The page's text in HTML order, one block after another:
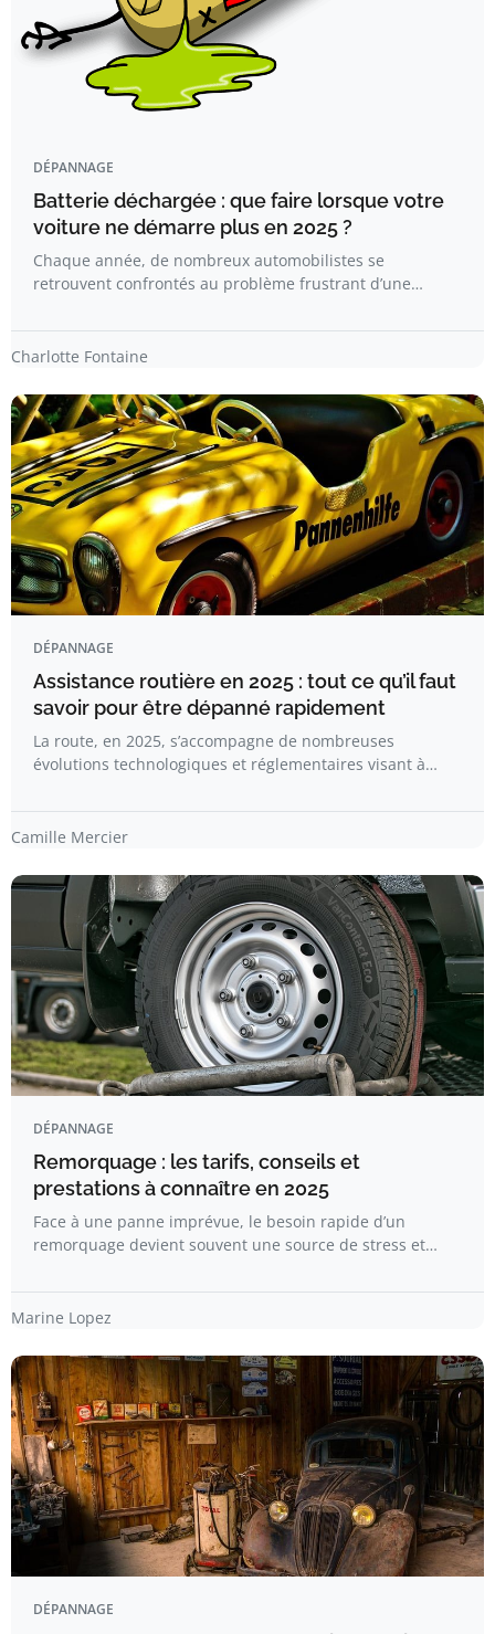
DÉPANNAGE
Batterie déchargée : que faire lorsque votre
voiture ne démarre plus en 2025 ?
Chaque année, de nombreux automobilistes se
retrouvent confrontés au problème frustrant d’une…
Charlotte Fontaine
DÉPANNAGE
Assistance routière en 2025 : tout ce qu’il faut
savoir pour être dépanné rapidement
La route, en 2025, s’accompagne de nombreuses
évolutions technologiques et réglementaires visant à…
Camille Mercier
DÉPANNAGE
Remorquage : les tarifs, conseils et
prestations à connaître en 2025
Face à une panne imprévue, le besoin rapide d’un
remorquage devient souvent une source de stress et…
Marine Lopez
DÉPANNAGE